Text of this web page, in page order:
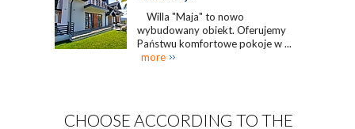
Willa "Maja" to nowo
wybudowany obiekt. Oferujemy
Państwu komfortowe pokoje w ...
more
CHOOSE ACCORDING TO THE